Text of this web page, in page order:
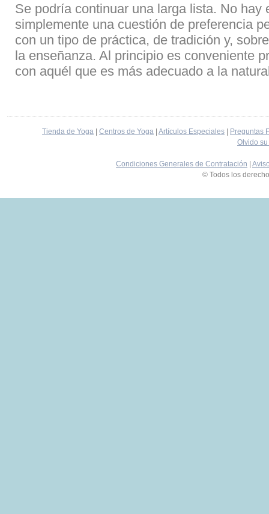
Se podría continuar una larga lista. No hay
simplemente una cuestión de preferencia
con un tipo de práctica, de tradición y,
la enseñanza. Al principio es conveniente
con aquél que es más adecuado a la
Tienda de Yoga | Centros de Yoga | Artículos Especiales | Preguntas
Olvido
Condiciones Generales de Contratación |
© Todos los